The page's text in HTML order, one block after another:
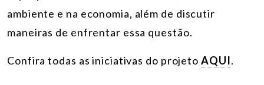
ambiente e na economia, além de discutir
maneiras de enfrentar essa questão.
Confira todas as iniciativas do projeto AQUI.